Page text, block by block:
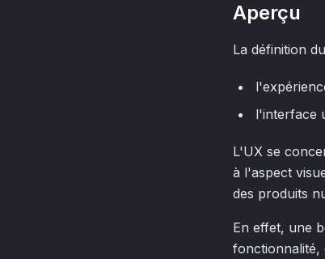
Aperçu
La définition
l'interface
L'UX se
à l'aspect
des produits
En effet, une
fonctionnalité,